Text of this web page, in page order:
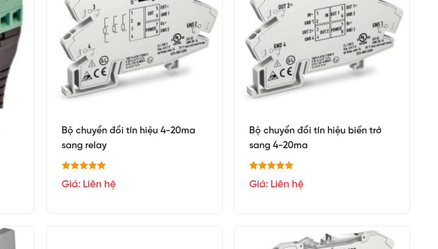
Bộ chuyển đổi tín hiệu 4-20ma
sang relay
Giá: Liên hệ
Bộ chuyển đổi tín hiệu biến trở
sang 4-20ma
Giá: Liên hệ